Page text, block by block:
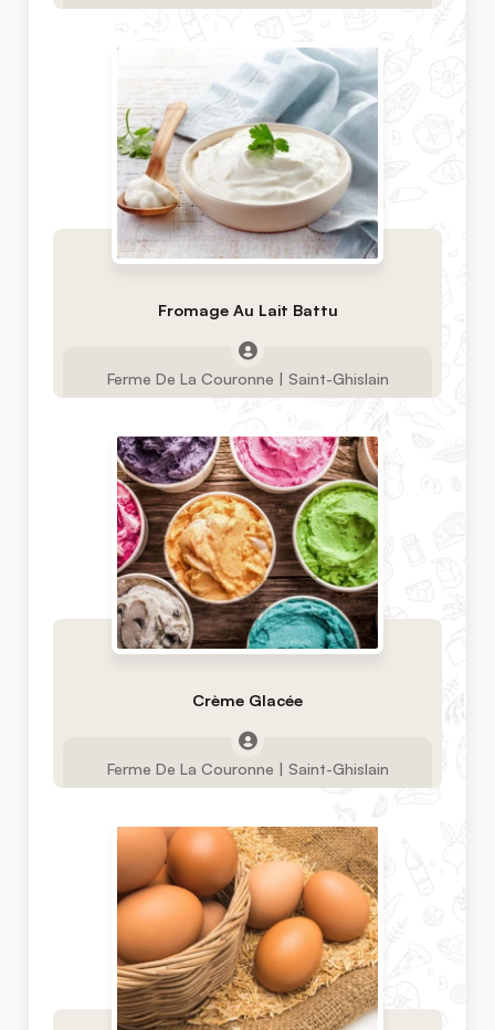
Fromage Au Lait Battu
Ferme De La Couronne | Saint-Ghislain
Crème Glacée
Ferme De La Couronne | Saint-Ghislain